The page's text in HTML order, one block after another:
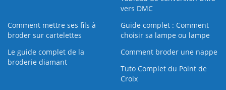
vers DMC
Comment mettre ses fils à
broder sur cartelettes
Guide complet : Comment
choisir sa lampe ou lampe
Le guide complet de la
broderie diamant
Comment broder une nappe
Tuto Complet du Point de
Croix